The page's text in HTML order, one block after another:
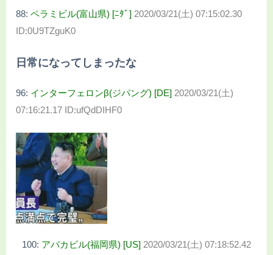
88: ペラミビル(富山県) [ﾆﾀﾞ] 2020/03/21(土) 07:15:02.30
ID:0U9TZguK0
日常になってしまったな
96: インターフェロンβ(ジパング) [DE] 2020/03/21(土)
07:16:21.17 ID:ufQdDIHF0
100: アバカビル(福岡県) [US] 2020/03/21(土) 07:18:52.42